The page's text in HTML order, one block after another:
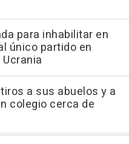
para inhabilitar en
único partido en
a sus abuelos y a
colegio cerca de